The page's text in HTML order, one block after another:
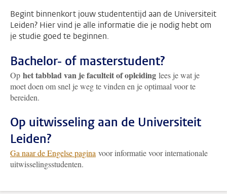
Begint binnenkort jouw studententijd aan de Universiteit
Leiden? Hier vind je alle informatie die je nodig hebt om
je studie goed te beginnen.
Bachelor- of masterstudent?
Op het tabblad van je faculteit of opleiding lees je wat je
moet doen om snel je weg te vinden en je optimaal voor te
bereiden.
Op uitwisseling aan de Universiteit
Leiden?
Ga naar de Engelse pagina voor informatie voor internationale
uitwisselingsstudenten.